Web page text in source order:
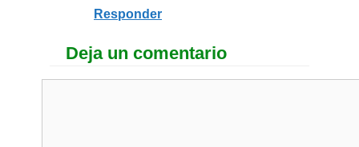
Responder
Deja un comentario